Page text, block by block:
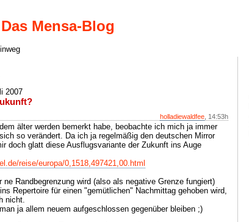
Mensa-Blog
2007
holladiewaldfee , 14:53h
älter werden bemerkt habe, beobachte ich mich ja immer
so verändert. Da ich ja regelmäßig den deutschen Mirror
doch glatt diese Ausflugsvariante der Zukunft ins Auge
reise/europa/0,1518,497421,00.html
ne Randbegrenzung wird (also als negative Grenze fungiert)
Repertoire für einen "gemütlichen" Nachmittag gehoben wird,
nicht.
ja allem neuem aufgeschlossen gegenüber bleiben ;)